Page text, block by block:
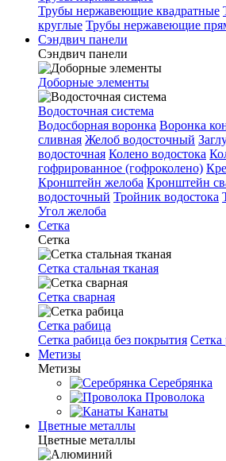
Трубы нержавеющие квадратные
круглые Трубы нержавеющие
Сэндвич панели
Сэндвич панели
Доборные элементы
Водосточная система
Водосборная воронка Воронка
сливная Желоб водосточный
водосточная Колено водостока
гофрированное (гофроколено)
Кронштейн желоба Кронштейн
водосточный Тройник водостока
Угол желоба
Сетка
Сетка
Сетка стальная тканая
Сетка сварная
Сетка рабица
Сетка рабица без покрытия Сетка
Метизы
Метизы
Серебрянка
Проволока
Канаты
Цветные металлы
Цветные металлы